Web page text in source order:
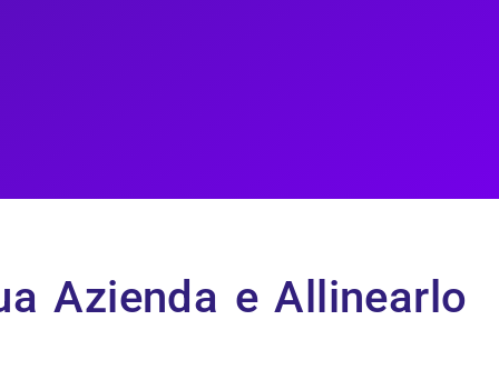
Azienda e Allinearlo